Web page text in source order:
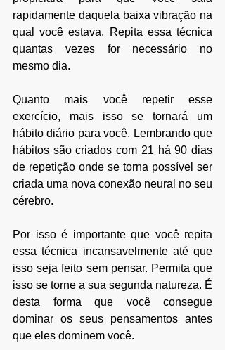
rapidamente daquela baixa vibração na
qual você estava. Repita essa técnica
quantas vezes for necessário no
mesmo dia.
Quanto mais você repetir esse
exercício, mais isso se tornará um
hábito diário para você. Lembrando que
hábitos são criados com 21 há 90 dias
de repetição onde se torna possível ser
criada uma nova conexão neural no seu
cérebro.
Por isso é importante que você repita
essa técnica incansavelmente até que
isso seja feito sem pensar. Permita que
isso se torne a sua segunda natureza. É
desta forma que você consegue
dominar os seus pensamentos antes
que eles dominem você.